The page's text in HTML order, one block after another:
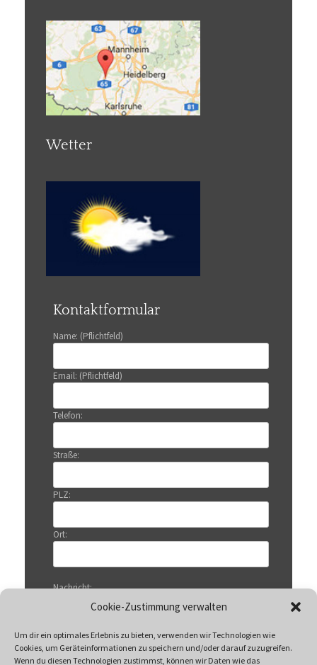
Cookie-Zustimmung verwalten
Um dir ein optimales Erlebnis zu bieten, verwenden wir Technologien wie
Cookies, um Geräteinformationen zu speichern und/oder darauf zuzugreifen.
Wenn du diesen Technologien zustimmst, können wir Daten wie das
Wetter
Kontaktformular
Name: (Pflichtfeld)
Email: (Pflichtfeld)
Telefon:
Straße:
PLZ:
Ort:
Nachricht: